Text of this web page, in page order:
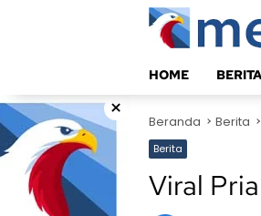
HOME BERITA
× Beranda Berita
Berita
Viral